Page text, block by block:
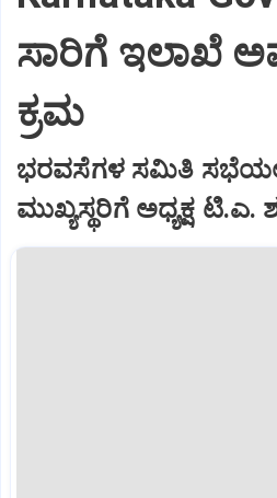
ಸಾರಿಗೆ ಇಲಾಖೆ
ಕ್ರಮ
ಭರವಸೆಗಳ ಸಮಿತಿ
ಮುಖ್ಯಸ್ಥರಿಗೆ ಅಧ್ಯಕ್ಷ ಟಿ.ಎ.